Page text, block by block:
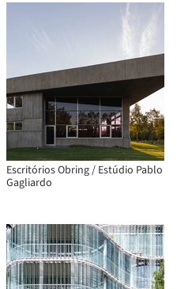
Escritórios Obring / Estúdio Pablo
Gagliardo